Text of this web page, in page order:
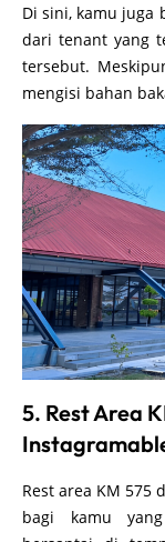
Di sini, kamu juga
dari tenant yang
tersebut.
mengisi bahan
5. Rest Area
Rest area KM 575
bagi kamu